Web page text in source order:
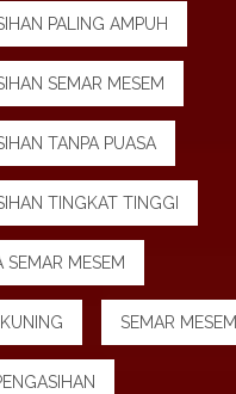
PALING AMPUH
SEMAR MESEM
TANPA PUASA
TINGKAT TINGGI
SEMAR MESEM
SEMAR MESEM